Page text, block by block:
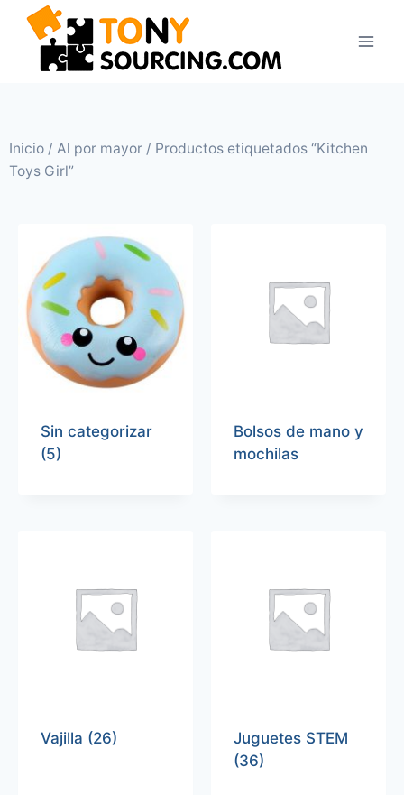
Inicio / Al por mayor / Productos etiquetados “Kitchen
Toys Girl”
Sin categorizar
(5)
Bolsos de mano y
mochilas
Vajilla (26)
Juguetes STEM
(36)